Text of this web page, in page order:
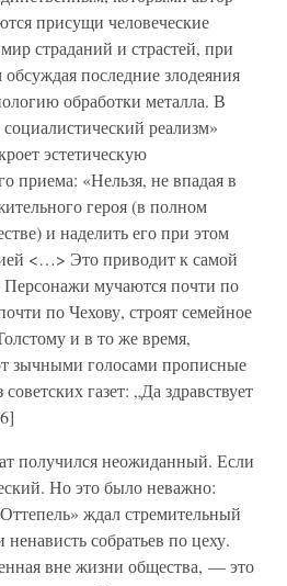
присущи человеческие
страданий и страстей, при
последние злодеяния
обработки металла. В
социалистический реализм»
эстетическую
приема: «Нельзя, не впадая в
героя (в полном
и наделить его при этом
<…> Это приводит к самой
мучаются почти по
по Чехову, строят семейное
и в то же время,
зычными голосами прописные
газет: „Да здравствует
получился неожиданный. Если
Но это было неважно:
ждал стремительный
собратьев по цеху.
вне жизни общества, — это